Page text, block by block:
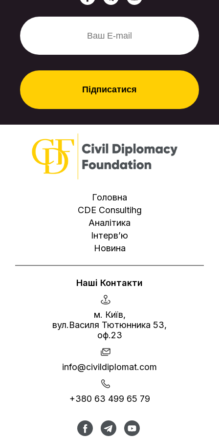
цього потрібен мінімум
політичної. Саме так варто
у відносинах з Москвою. І Баку, і
Головна
CDE Consultihg
Аналітика
Інтерв’ю
Новина
Наші Контакти
м. Київ,
вул.Василя Тютюнника 53,
оф.23
info@civildiplomat.com
+380 63 499 65 79